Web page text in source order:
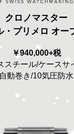
クロノマスター
・プリメロ オー
￥940,000+税
スチール/ケースサ
自動巻き/10気圧防水